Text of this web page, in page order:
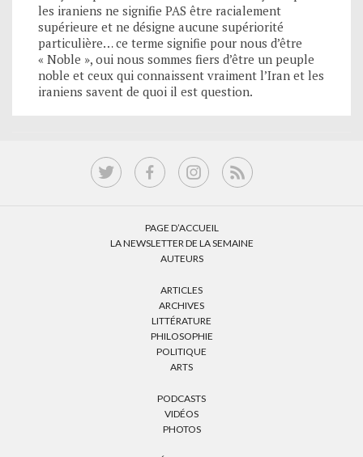
les iraniens ne signifie PAS être racialement
supérieure et ne désigne aucune supériorité
particulière… ce terme signifie pour nous d’être
« Noble », oui nous sommes fiers d’être un peuple
noble et ceux qui connaissent vraiment l’Iran et les
iraniens savent de quoi il est question.
PAGE D’ACCUEIL
LA NEWSLETTER DE LA SEMAINE
AUTEURS
ARTICLES
ARCHIVES
LITTÉRATURE
PHILOSOPHIE
POLITIQUE
ARTS
PODCASTS
VIDÉOS
PHOTOS